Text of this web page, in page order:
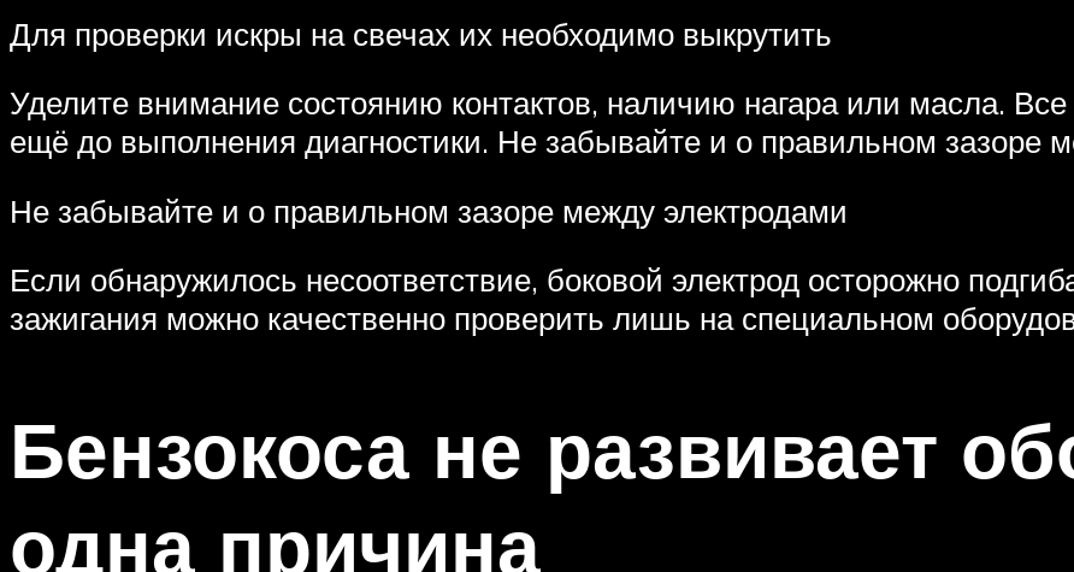
Для проверки искры на свечах их необходимо выкрутить
Уделите внимание состоянию контактов, наличию нагара или масла.
ещё до выполнения диагностики. Не забывайте и о правильном зазоре
Не забывайте и о правильном зазоре между электродами
Если обнаружилось несоответствие, боковой электрод осторожно
зажигания можно качественно проверить лишь на специальном
Бензокоса не развивает
одна причина